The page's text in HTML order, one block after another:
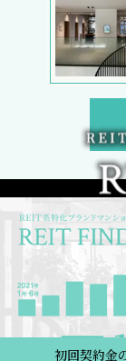
初回契約金